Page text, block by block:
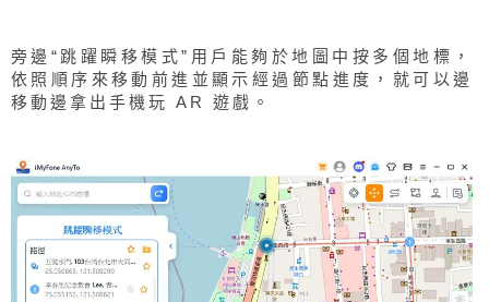
旁邊“跳躍瞬移模式”用戶能夠於地圖中按多個地標，
依照順序來移動前進並顯示經過節點進度，就可以邊
移動邊拿出手機玩 AR 遊戲。